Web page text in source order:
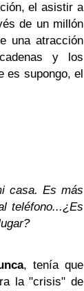
el asistir a
de un millón
una atracción
y los
es supongo, el
casa. Es más
teléfono...¿Es
, tenía que
la "crisis" de